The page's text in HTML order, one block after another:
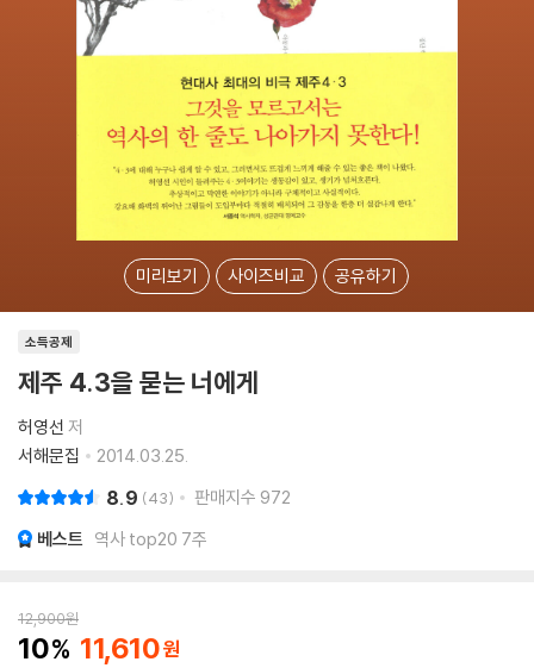
미리보기 사이즈비교 공유하기
소득공제
제주 4.3을 묻는 너에게
허영선 저
서해문집
2014.03.25.
8.9 43 판매지수 972
베스트 역사 top20 7주
12,900원
10 11,610